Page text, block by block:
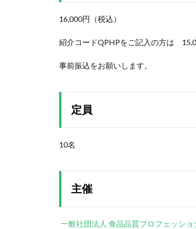
16,000円（税込）
紹介コードQPHPをご記入の方は
事前振込をお願いします。
定員
10名
主催
一般社団法人 食品品質プロフェッショ